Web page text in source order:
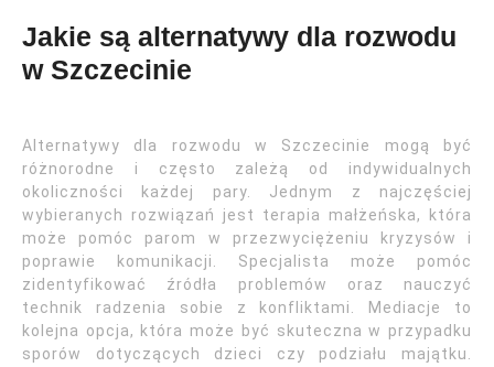
Jakie są alternatywy dla rozwodu
w Szczecinie
Alternatywy dla rozwodu w Szczecinie mogą być
różnorodne i często zależą od indywidualnych
okoliczności każdej pary. Jednym z najczęściej
wybieranych rozwiązań jest terapia małżeńska, która
może pomóc parom w przezwyciężeniu kryzysów i
poprawie komunikacji. Specjalista może pomóc
zidentyfikować źródła problemów oraz nauczyć
technik radzenia sobie z konfliktami. Mediacje to
kolejna opcja, która może być skuteczna w przypadku
sporów dotyczących dzieci czy podziału majątku.